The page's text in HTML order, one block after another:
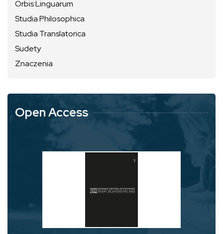
Orbis Linguarum
Studia Philosophica
Studia Translatorica
Sudety
Znaczenia
Open Access